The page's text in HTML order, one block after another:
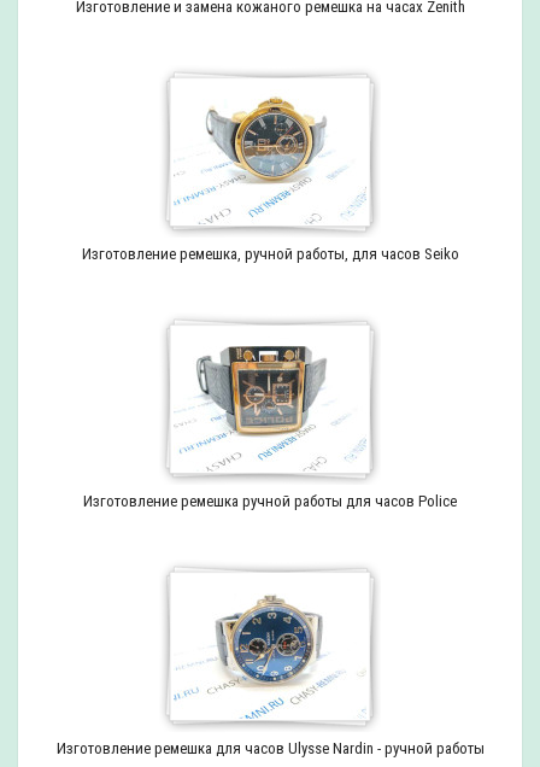
Изготовление и замена кожаного ремешка на часах Zenith
Изготовление ремешка, ручной работы, для часов Seiko
Изготовление ремешка ручной работы для часов Police
Изготовление ремешка для часов Ulysse Nardin - ручной работы